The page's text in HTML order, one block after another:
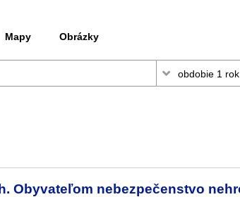
Mapy Obrázky
Obyvateľom nebezpečenstvo